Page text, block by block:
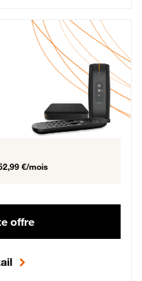
€ par mois, Engagement 12 mois
€/mois
offre